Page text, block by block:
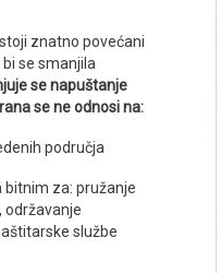
znatno povećani
bi se smanjila
se napuštanje
se ne odnosi na:
područja
bitnim za: pružanje
održavanje
službe